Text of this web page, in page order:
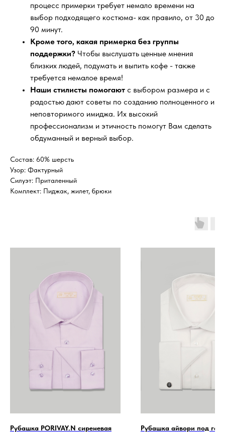
процесс примерки требует немало времени на
выбор подходящего костюма- как правило, от 30 до
90 минут.
Кроме того, какая примерка без группы
поддержки? Чтобы выслушать ценные мнения
близких людей, подумать и выпить кофе - также
требуется немалое время!
Наши стилисты помогают с выбором размера и с
радостью дают советы по созданию полноценного и
неповторимого имиджа. Их высокий
профессионализм и этичность помогут Вам сделать
обдуманный и верный выбор.
Состав: 60% шерсть
Узор: Фактурный
Силуэт: Приталенный
Комплект: Пиджак, жилет, брюки
Рубашка PORIVAY.N сиреневая Рубашка айвори под